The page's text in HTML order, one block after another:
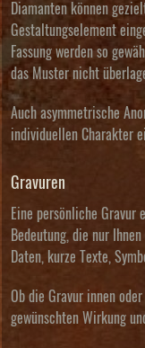
Diamanten können
Gestaltungselement
Fassung werden so
das Muster nicht
Auch asymmetrische
individuellen Charakter
Gravuren
Eine persönliche Gravur
Bedeutung, die nur
Daten, kurze Texte,
Ob die Gravur innen
gewünschten Wirkung